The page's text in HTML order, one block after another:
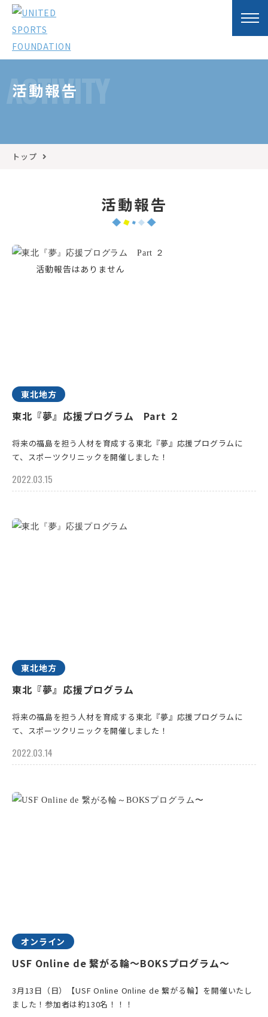
ACTIVITY
活動報告
トップ
活動報告
東北地方
東北『夢』応援プログラム Part ２
将来の福島を担う人材を育成する東北『夢』応援プログラムに
て、スポーツクリニックを開催しました！
2022.03.15
東北地方
東北『夢』応援プログラム
将来の福島を担う人材を育成する東北『夢』応援プログラムに
て、スポーツクリニックを開催しました！
2022.03.14
オンライン
USF Online de 繋がる輪～BOKSプログラム〜
3月13日（日）【USF Online Online de 繋がる輪】を開催いたし
ました！参加者は約130名！！！